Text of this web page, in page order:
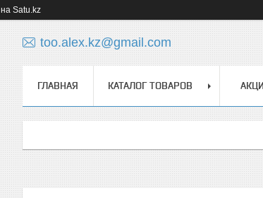
на Satu.kz
too.alex.kz@gmail.com
ГЛАВНАЯ КАТАЛОГ ТОВАРОВ